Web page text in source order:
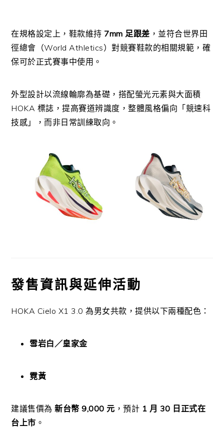
在規格設定上，鞋款維持 7mm 足跟差 ，並符合世界田
徑總會（World Athletics）對競賽鞋款的相關規範，確
保可於正式賽事中使用。
外型設計以流線輪廓為基礎，搭配螢光元素與大面積
HOKA 標誌，提高賽道辨識度，整體風格偏向「競速科
技感」，而非日常訓練取向。
發售資訊與延伸活動
HOKA Cielo X1 3.0 為男女共款，提供以下兩種配色：
雪岩白／皇家金
霓黃
建議售價為新台幣 9,000 元 ，預計 1 月 30 日正式在
台上市 。